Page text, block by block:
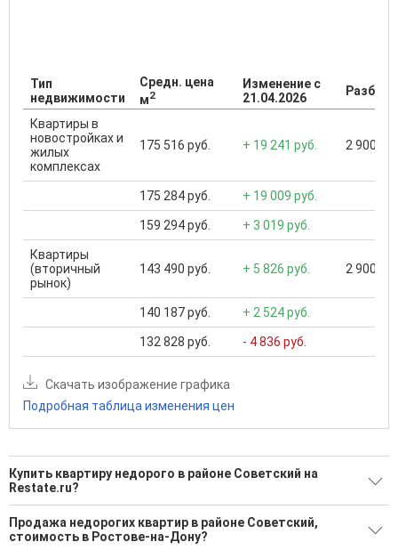
Тип
недвижимости
Средн. цена
м2
Изменение с
21.04.2026
Квартиры в
новостройках и
жилых
комплексах
175 516 руб. + 19 241 руб. 2 900
175 284 руб. + 19 009 руб.
159 294 руб. + 3 019 руб.
Квартиры
(вторичный
рынок)
143 490 руб. + 5 826 руб. 2 900
140 187 руб. + 2 524 руб.
132 828 руб. - 4 836 руб.
Скачать изображение графика
Подробная таблица изменения цен
Купить квартиру недорого в районе Советский на
Restate.ru?
Поможем Купить квартиру недорого в районе Советский?
3 актуальных и проверенных объявления
Продажа недорогих квартир в районе Советский,
стоимость в Ростове-на-Дону?